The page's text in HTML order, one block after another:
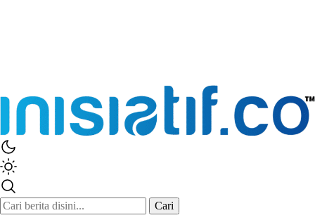
Inisiatif.co
Stay Connected Stay Informed
Cari